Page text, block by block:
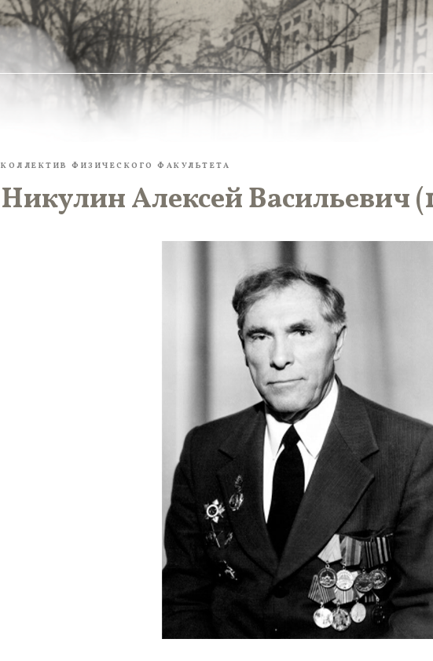
КОЛЛЕКТИВ ФИЗИЧЕСКОГО ФАКУЛЬТЕТА
Никулин Алексей Васильевич